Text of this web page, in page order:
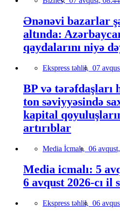
Ənənəvi bazarlar
altında:
qaydalarını niyə
Ekspress təhlil, 07
BP və tərəfdaşları
ton səviyyəsində
kapital
artırıblar
Media İcmalı, 06
Media icmalı: 5
6 avqust 2026-cı il
Ekspress təhlil, 06